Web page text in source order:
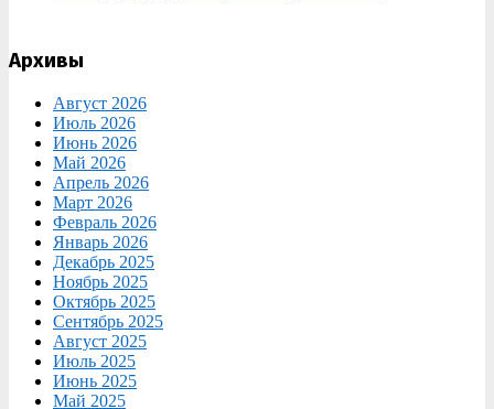
Архивы
Август 2026
Июль 2026
Июнь 2026
Май 2026
Апрель 2026
Март 2026
Февраль 2026
Январь 2026
Декабрь 2025
Ноябрь 2025
Октябрь 2025
Сентябрь 2025
Август 2025
Июль 2025
Июнь 2025
Май 2025